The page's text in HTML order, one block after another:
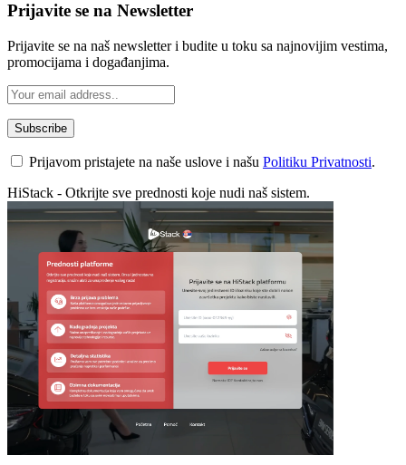
Prijavite se na Newsletter
Prijavite se na naš newsletter i budite u toku sa najnovijim vestima,
promocijama i događanjima.
Prijavom pristajete na naše uslove i našu Politiku Privatnosti.
HiStack - Otkrijte sve prednosti koje nudi naš sistem.